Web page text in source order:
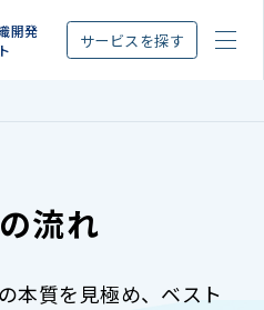
開発
サービスを探す
流れ
本質を見極め、ベスト